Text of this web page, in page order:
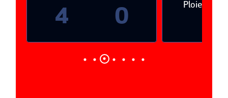
4 0
Ploieşti